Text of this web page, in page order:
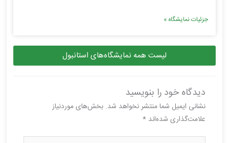
جزئیات نمایشگاه »
لیست همه نمایشگاه‌های استانبول
دیدگاه‌ خود را بنویسید
نشانی ایمیل شما منتشر نخواهد شد. بخش‌های موردنیاز
علامت‌گذاری شده‌اند*